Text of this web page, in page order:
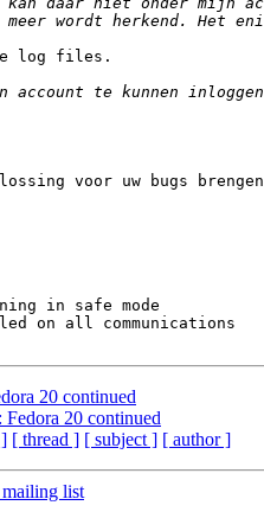
log files.
voor uw bugs
20 continued
20 continued
[ thread ] [ subject ] [ author ]
list